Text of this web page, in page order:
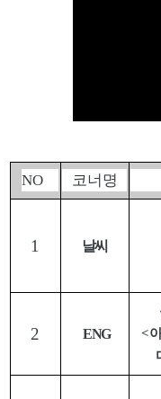
NO 코너명
1 날씨
2 ENG
<